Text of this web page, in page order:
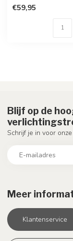
€59,95
Meer
Klantenservice
Blijf op de
Schrijf je in voor